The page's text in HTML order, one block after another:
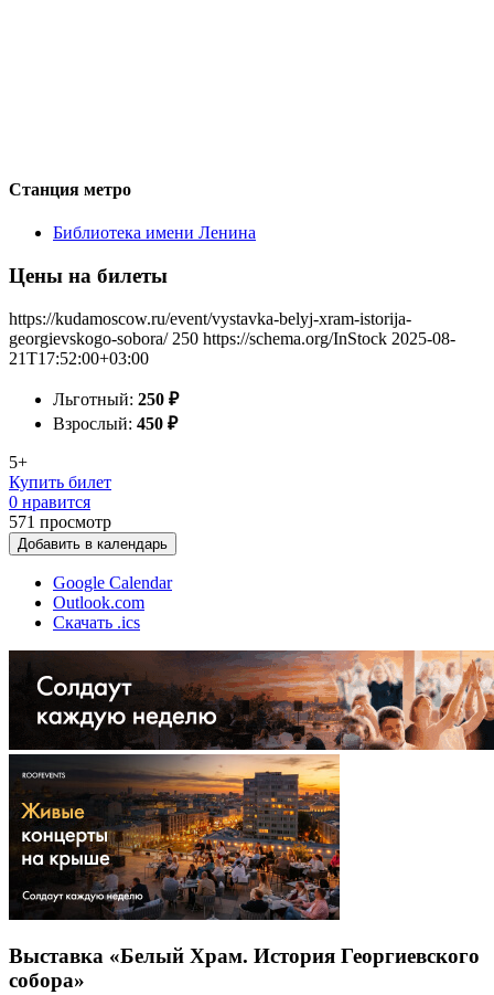
Станция метро
Библиотека имени Ленина
Цены на билеты
https://kudamoscow.ru/event/vystavka-belyj-xram-istorija-
georgievskogo-sobora/ 250 https://schema.org/InStock 2025-08-
21T17:52:00+03:00
Льготный: 250 ₽
Взрослый: 450 ₽
5+
Купить билет
0 нравится
571 просмотр
Добавить в календарь
Google Calendar
Outlook.com
Скачать .ics
Выставка «Белый Храм. История Георгиевского
собора»